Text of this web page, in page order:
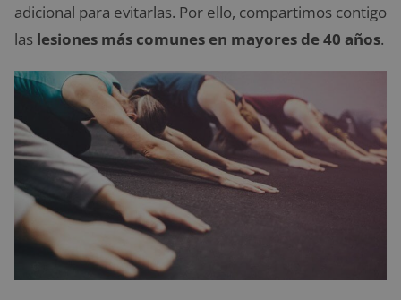
adicional para evitarlas. Por ello, compartimos contigo
las lesiones más comunes en mayores de 40 años.